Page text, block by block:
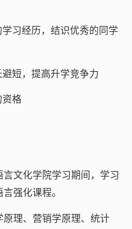
习经历，结识优秀的同学
短，提高升学竞争力
资格
文化学院学习期间，学习
强化课程。
理、营销学原理、统计